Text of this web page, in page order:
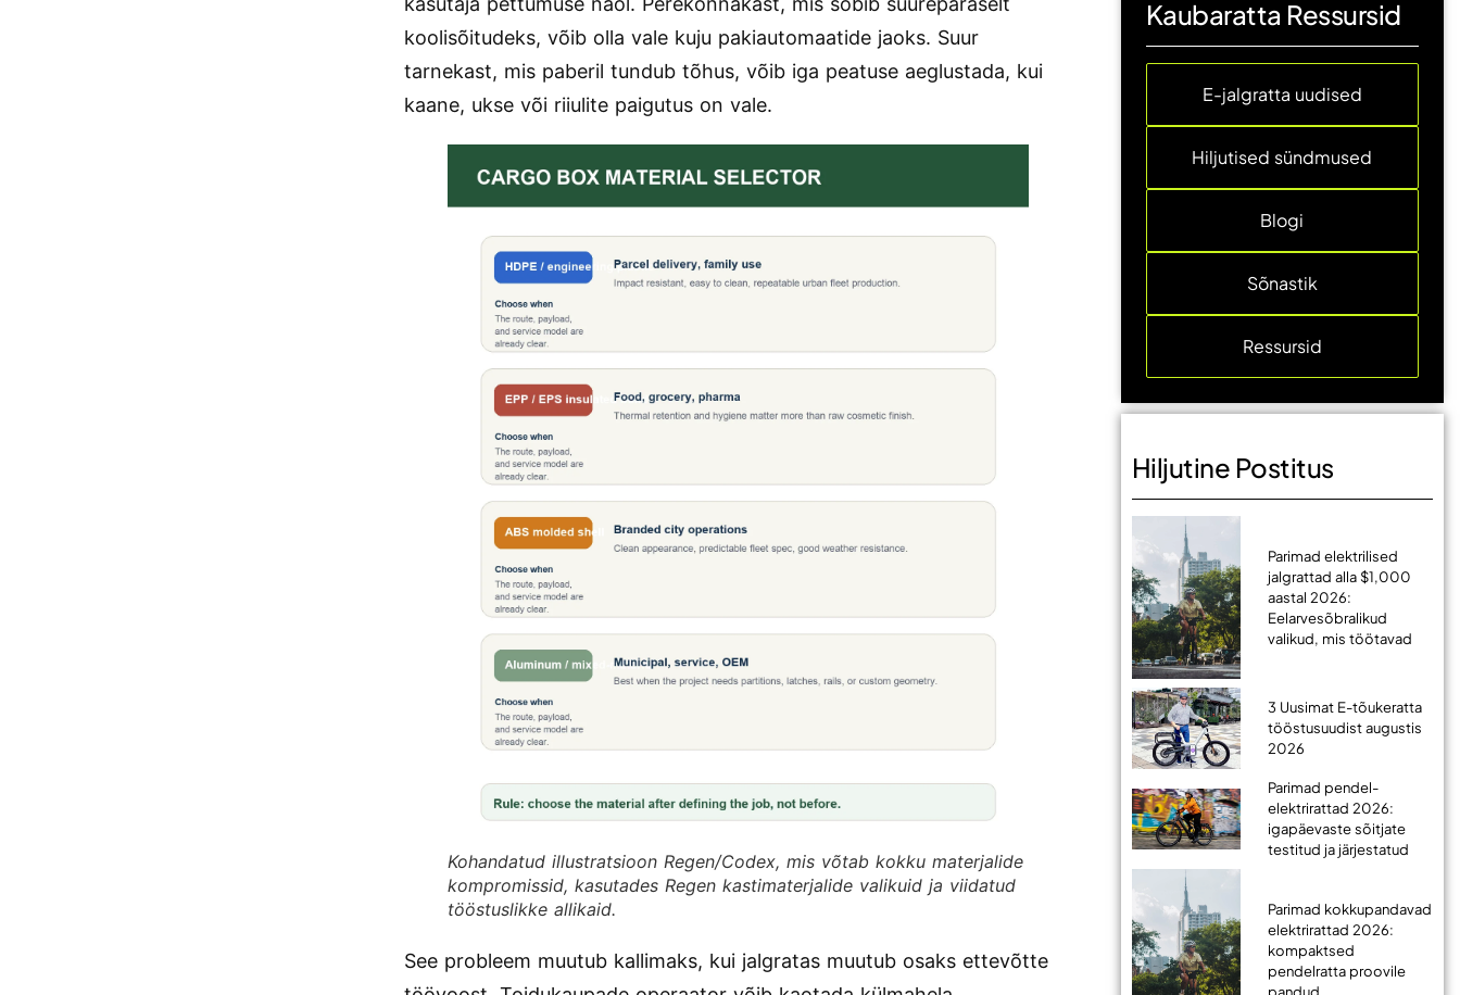
koolisõitudeks, võib olla vale kuju pakiautomaatide jaoks. Suur
tarnekast, mis paberil tundub tõhus, võib iga peatuse aeglustada, kui
kaane, ukse või riiulite paigutus on vale.
Kohandatud illustratsioon Regen/Codex, mis võtab kokku materjalide
kompromissid, kasutades Regen kastimaterjalide valikuid ja viidatud
tööstuslikke allikaid.
See probleem muutub kallimaks, kui jalgratas muutub osaks ettevõtte
Kaubaratta Ressursid
E-jalgratta uudised
Hiljutised sündmused
Blogi
Sõnastik
Ressursid
Hiljutine Postitus
Parimad elektrilised
jalgrattad alla $1,000
aastal 2026:
Eelarvesõbralikud
valikud, mis töötavad
3 Uusimat E-tõukeratta
tööstusuudist augustis
2026
Parimad pendel-
elektrirattad 2026:
igapäevaste sõitjate
testitud ja järjestatud
Parimad kokkupandavad
elektrirattad 2026:
kompaktsed
pendelratta proovile
pandud